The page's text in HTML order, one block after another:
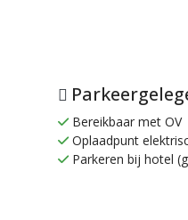
Bereikbaar met OV
Oplaadpunt
Parkeren bij hotel